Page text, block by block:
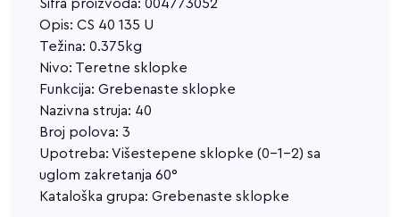
Šifra proizvoda: 004773052
Opis: CS 40 135 U
Težina: 0.375kg
Nivo: Teretne sklopke
Funkcija: Grebenaste sklopke
Nazivna struja: 40
Broj polova: 3
Upotreba: Višestepene sklopke (0-1-2) sa
uglom zakretanja 60°
Kataloška grupa: Grebenaste sklopke